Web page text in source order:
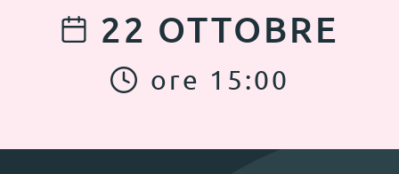
22 OTTOBRE
ore 15:00